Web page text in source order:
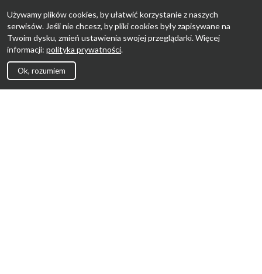
Używamy plików cookies, by ułatwić korzystanie z naszych
serwisów. Jeśli nie chcesz, by pliki cookies były zapisywane na
Twoim dysku, zmień ustawienia swojej przeglądarki. Więcej
informacji: polityka prywatności.
Ok, rozumiem